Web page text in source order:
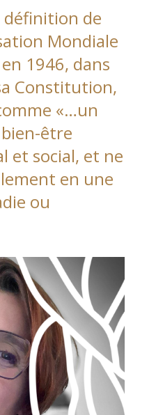
définition de
Mondiale
1946, dans
Constitution,
«…un
être
et social, et ne
en une
ou